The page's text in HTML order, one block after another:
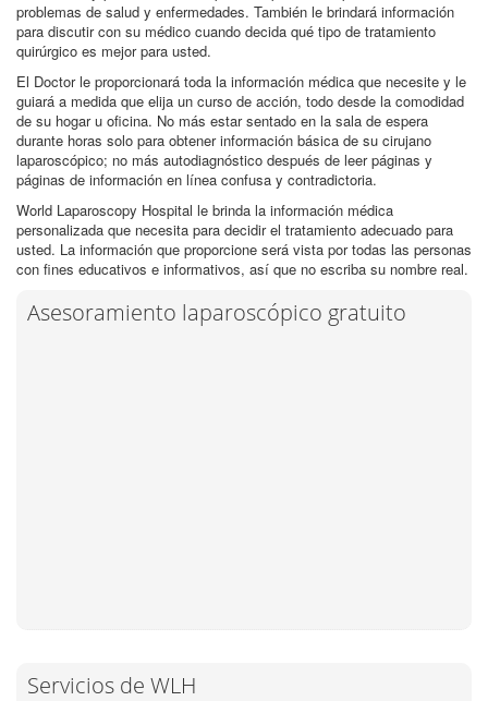
problemas de salud y enfermedades. También le brindará información
para discutir con su médico cuando decida qué tipo de tratamiento
quirúrgico es mejor para usted.
El Doctor le proporcionará toda la información médica que necesite y le
guiará a medida que elija un curso de acción, todo desde la comodidad
de su hogar u oficina. No más estar sentado en la sala de espera
durante horas solo para obtener información básica de su cirujano
laparoscópico; no más autodiagnóstico después de leer páginas y
páginas de información en línea confusa y contradictoria.
World Laparoscopy Hospital le brinda la información médica
personalizada que necesita para decidir el tratamiento adecuado para
usted. La información que proporcione será vista por todas las personas
con fines educativos e informativos, así que no escriba su nombre real.
Asesoramiento laparoscópico gratuito
Servicios de WLH